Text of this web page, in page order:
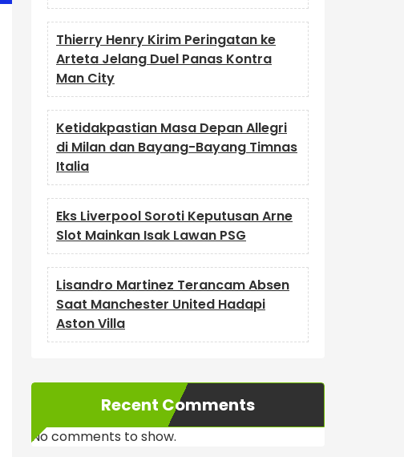
Thierry Henry Kirim Peringatan ke
Arteta Jelang Duel Panas Kontra
Man City
Ketidakpastian Masa Depan Allegri
di Milan dan Bayang-Bayang Timnas
Italia
Eks Liverpool Soroti Keputusan Arne
Slot Mainkan Isak Lawan PSG
Lisandro Martinez Terancam Absen
Saat Manchester United Hadapi
Aston Villa
Recent Comments
No comments to show.